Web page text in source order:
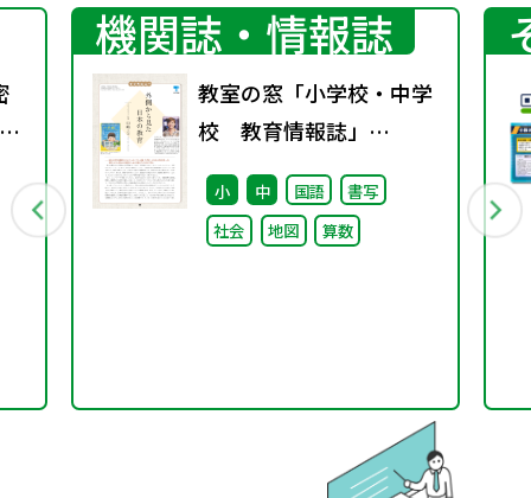
機関誌・情報誌
教室の窓「小学校・中学
校 教育情報誌」
vol.76 2025年9月発行
小 中 国語
書写
社会
地図 算数